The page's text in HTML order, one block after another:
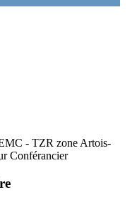
- TZR zone Artois-
Conférancier